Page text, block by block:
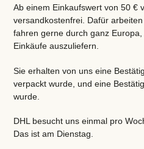
Ab einem Einkaufswert von 50 €
versandkostenfrei. Dafür
fahren gerne durch ganz
Einkäufe auszuliefern.
Sie erhalten von uns eine
verpackt wurde, und eine
wurde.
DHL besucht uns einmal pro
Das ist am Dienstag.